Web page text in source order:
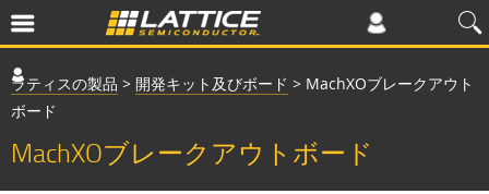
ラティスの製品 > 開発キット及びボード > MachXOブレークアウト
ボード
MachXOブレークアウトボード